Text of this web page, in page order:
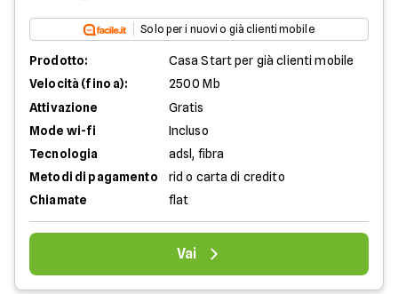
Solo per i nuovi o già clienti mobile
Prodotto:
Casa Start per già clienti mobile
Velocità (fino a):
2500 Mb
Attivazione
Gratis
Mode wi-fi
Incluso
Tecnologia
adsl, fibra
Metodi di pagamento
rid o carta di credito
Chiamate
flat
Vai